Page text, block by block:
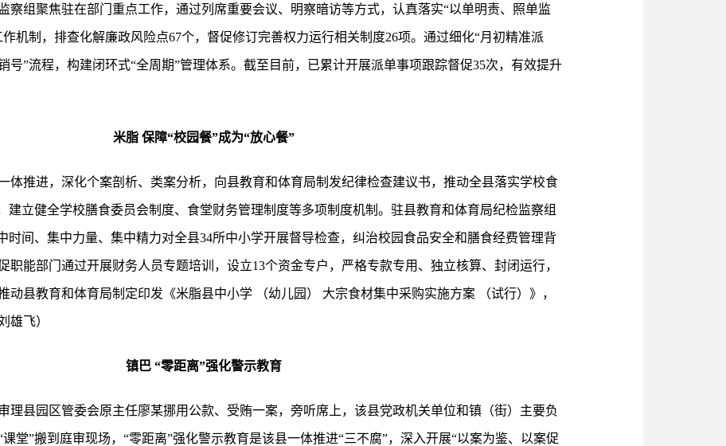
察组聚焦驻在部门重点工作，通过列席重要会议、明察暗访等方式，认真落实“以单明责、照单监
机制，排查化解廉政风险点67个，督促修订完善权力运行相关制度26项。通过细化“月初精准派
号”流程，构建闭环式“全周期”管理体系。截至目前，已累计开展派单事项跟踪督促35次，有效提升
米脂 保障“校园餐”成为“放心餐”
体推进，深化个案剖析、类案分析，向县教育和体育局制发纪律检查建议书，推动全县落实学校食
建立健全学校膳食委员会制度、食堂财务管理制度等多项制度机制。驻县教育和体育局纪检监察组
时间、集中力量、集中精力对全县34所中小学开展督导检查，纠治校园食品安全和膳食经费管理背
职能部门通过开展财务人员专题培训，设立13个资金专户，严格专款专用、独立核算、封闭运行，
动县教育和体育局制定印发《米脂县中小学 （幼儿园） 大宗食材集中采购实施方案 （试行）》，
雄飞）
镇巴 “零距离”强化警示教育
理县园区管委会原主任廖某挪用公款、受贿一案，旁听席上，该县党政机关单位和镇（街）主要负
堂”搬到庭审现场，“零距离”强化警示教育是该县一体推进“三不腐”，深入开展“以案为鉴、以案促